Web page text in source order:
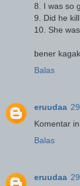
8. I was so
9. Did he
10. She
bener
Balas
eruudaa
Komentar
Balas
eruudaa